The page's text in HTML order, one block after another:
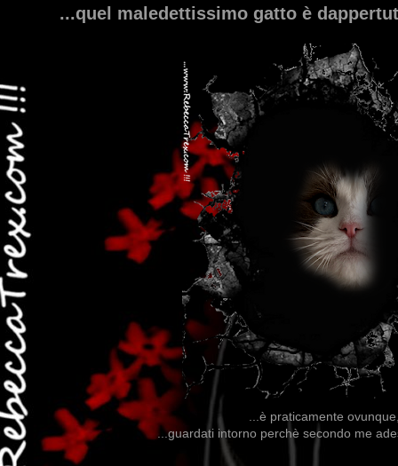
...quel maledettissimo gatto è
...è praticamente
...guardati intorno perchè secondo me